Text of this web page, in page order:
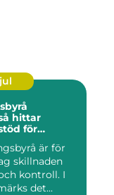
för
är för
skillnaden
kontroll. I
det...